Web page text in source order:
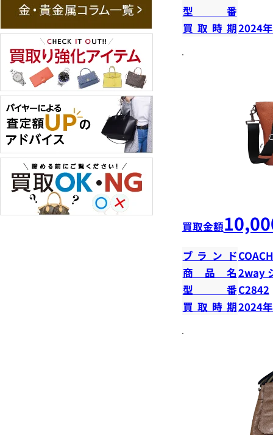
型番
買取時期2024
買取金額
ブランドCOACH
商品名2way
型番C2842
買取時期2024